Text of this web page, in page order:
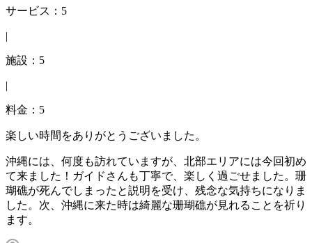
サービス：5
|
施設：5
|
料金：5
楽しい時間をありがとうございました。
沖縄には、何度も訪れていますが、北部エリアには今回初め
て来ました！ガイドさんも丁寧で、楽しく過ごせました。珊
瑚礁が死んでしまったと説明を受け、残念な気持ちになりま
した。次、沖縄に来た時は綺麗な珊瑚礁が見れることを祈り
ます。